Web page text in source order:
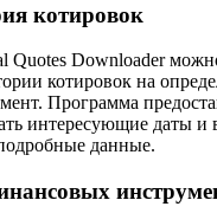
котировок
Downloader
котировок на
Программа
интересующие даты и
данные.